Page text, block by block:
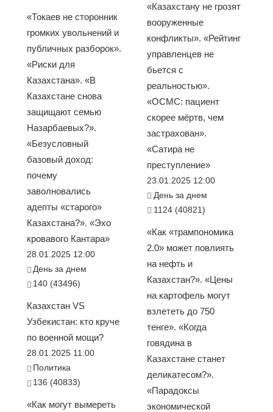
«Токаев не сторонник
громких увольнений и
публичных разборок».
«Риски для
Казахстана». «В
Казахстане снова
защищают семью
Назарбаевых?».
«Безусловный
базовый доход:
почему
заволновались
адепты «старого»
Казахстана?». «Эхо
кровавого Кантара»
28.01.2025 12:00
День за днем
140 (43496)
Казахстан VS
Узбекистан: кто круче
по военной мощи?
28.01.2025 11:00
Политика
136 (40833)
«Как могут вымереть
«Казахстану не грозят
вооруженные
конфликты». «Рейтинг
управленцев не
бьется с
реальностью».
«ОСМС: пациент
скорее мёртв, чем
застрахован».
«Сатира не
преступление»
23.01.2025 12:00
День за днем
1124 (40821)
«Как «трампономика
2.0» может повлиять
на нефть и
Казахстан?». «Цены
на картофель могут
взлететь до 750
тенге». «Когда
говядина в
Казахстане станет
деликатесом?».
«Парадоксы
экономической